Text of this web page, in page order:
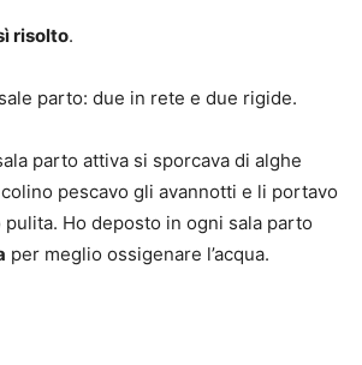
risolto.
parto: due in rete e due rigide.
parto attiva si sporcava di alghe
pescavo gli avannotti e li portavo
pulita. Ho deposto in ogni sala parto
per meglio ossigenare l’acqua.